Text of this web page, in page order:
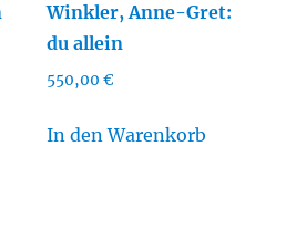
Winkler, Anne-Gret:
du allein
550,00 €
In den Warenkorb